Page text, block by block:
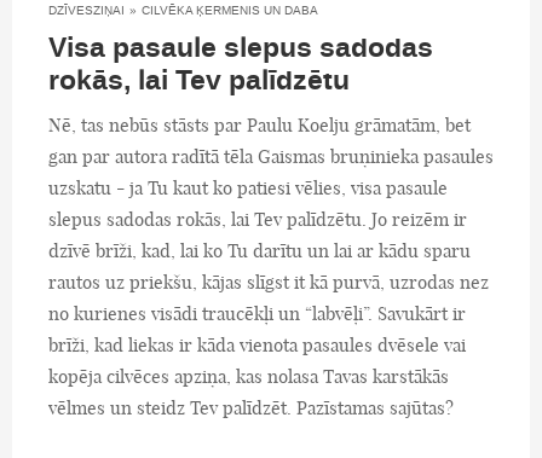
DZĪVESZIŅAI » CILVĒKA ĶERMENIS UN DABA
Visa pasaule slepus sadodas
rokās, lai Tev palīdzētu
Nē, tas nebūs stāsts par Paulu Koelju grāmatām, bet
gan par autora radītā tēla Gaismas bruņinieka pasaules
uzskatu - ja Tu kaut ko patiesi vēlies, visa pasaule
slepus sadodas rokās, lai Tev palīdzētu. Jo reizēm ir
dzīvē brīži, kad, lai ko Tu darītu un lai ar kādu sparu
rautos uz priekšu, kājas slīgst it kā purvā, uzrodas nez
no kurienes visādi traucēkļi un “labvēļi”. Savukārt ir
brīži, kad liekas ir kāda vienota pasaules dvēsele vai
kopēja cilvēces apziņa, kas nolasa Tavas karstākās
vēlmes un steidz Tev palīdzēt. Pazīstamas sajūtas?